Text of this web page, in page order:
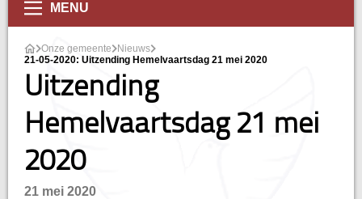
MENU
Onze gemeente
Nieuws
21-05-2020: Uitzending Hemelvaartsdag 21 mei 2020
Uitzending
Hemelvaartsdag 21 mei
2020
21 mei 2020